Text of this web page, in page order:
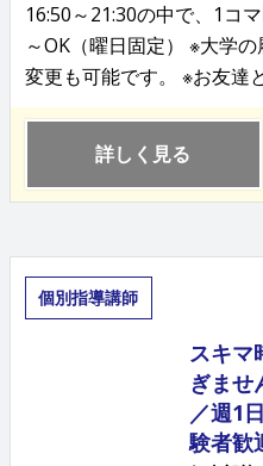
16:50～21:30の中で、1コ
～OK（曜日固定） ※大学
変更も可能です。 ※お友達
詳しく見る
個別指導講師
スキマ
ぎませ
／週1
験者歓